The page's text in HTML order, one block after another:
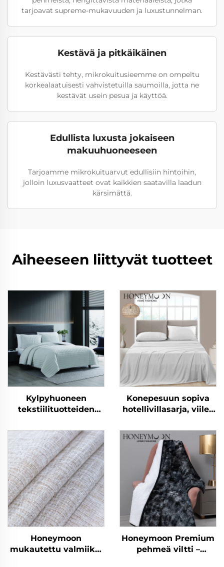
tarjoavat supreme-mukavuuden ja luxustunnelman.
Kestävä ja pitkäikäinen
Kestävästi tehty, mikrokuitusieemme on ompeltu
korkealaatuisesti vahvistetuilla saumoilla, jotta ne
kestävät usein pesua ja käyttöä.
Edullista luxusta jokaiseen
makuuhuoneeseen
Tarjoamme mikrokuituarvut edullisiin hintoihin,
jolloin luxusvaatteet ovat kaikkien saatavilla laadun
kärsimättä.
Aiheeseen liittyvät tuotteet
Kylpyhuoneen
tekstiilituotteiden
villapäällysteinen
kääntyvä
makuuhuoneen viltti-
ja peittojoukko
Konepesuun sopiva
hotellivillasarja, viileä
seitsijoukko
Honeymoon
mukautettu valmiiksi
Honeymoon Premium
pehmeä viltti –